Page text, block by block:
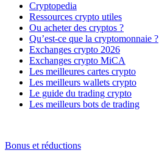
Cryptopedia
Ressources crypto utiles
Ou acheter des cryptos ?
Qu’est-ce que la cryptomonnaie ?
Exchanges crypto 2026
Exchanges crypto MiCA
Les meilleures cartes crypto
Les meilleurs wallets crypto
Le guide du trading crypto
Les meilleurs bots de trading
Bonus et réductions